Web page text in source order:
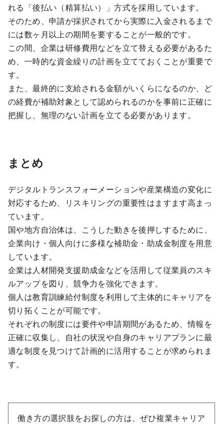
れる「後払い（精算払い）」方式を採用しています。
そのため、申請が採択されてから実際に入金されるまで
には数ヶ月以上の期間を要することが一般的です。
この間、企業は研修費用などを立て替える必要があるた
め、一時的な資金繰りの計画を立てておくことが重要で
す。
また、最終的に支給される金額がいくらになるのか、ど
の経費が補助対象として認められるのかを事前に正確に
把握し、無理のない計画を立てる必要があります。
まとめ
デジタルトランスフォーメーションや産業構造の変化に
対応するため、リスキリングの重要性はますます高まっ
ています。
国や地方自治体は、こうした動きを後押しするために、
企業向け・個人向けに多様な補助金・助成金制度を用意
しています。
企業は人材開発支援助成金などを活用して従業員のスキ
ルアップを図り、競争力を強化できます。
個人は教育訓練給付制度を利用して主体的にキャリアを
切り拓くことが可能です。
それぞれの制度には要件や申請期間があるため、情報を
正確に収集し、自社の状況や自身のキャリアプランに最
適な制度を見つけて計画的に活用することが求められま
す。
働き方の選択肢をお探しの方は、ぜひ複業キャリア